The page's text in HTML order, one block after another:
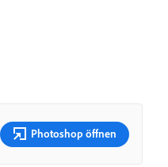
Photoshop öffnen